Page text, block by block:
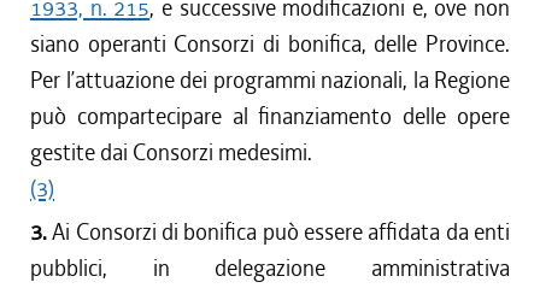
1933, n. 215, e successive modificazioni e, ove non
siano operanti Consorzi di bonifica, delle Province.
Per l’attuazione dei programmi nazionali, la Regione
può compartecipare al finanziamento delle opere
gestite dai Consorzi medesimi.
(3)
3.Ai Consorzi di bonifica può essere affidata da enti
pubblici, in delegazione amministrativa